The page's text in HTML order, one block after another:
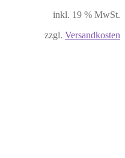
inkl. 19 % MwSt.
zzgl. Versandkosten